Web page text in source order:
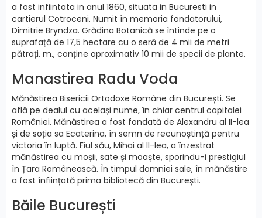
a fost infiintata in anul 1860, situata in Bucuresti in
cartierul Cotroceni. Numit în memoria fondatorului,
Dimitrie Bryndza. Grădina Botanică se întinde pe o
suprafață de 17,5 hectare cu o seră de 4 mii de metri
pătrați. m., conține aproximativ 10 mii de specii de plante.
Manastirea Radu Voda
Mănăstirea Bisericii Ortodoxe Române din București. Se
află pe dealul cu același nume, în chiar centrul capitalei
României. Mănăstirea a fost fondată de Alexandru al II-lea
și de soția sa Ecaterina, în semn de recunoștință pentru
victoria în luptă. Fiul său, Mihai al II-lea, a înzestrat
mănăstirea cu moșii, sate și moaște, sporindu-i prestigiul
în Țara Românească. În timpul domniei sale, în mănăstire
a fost înființată prima bibliotecă din București.
Băile București